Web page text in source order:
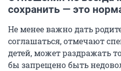
сохранить — это
Не менее важно дать
соглашаться, отмечают
детей, может раздражать
бы запрещено быть